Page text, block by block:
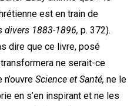
est en train de
divers 1883-1896, p. 372).
dire que ce livre, posé
ne serait-ce
Science et Santé, ne le
en s’en inspirant et ne les